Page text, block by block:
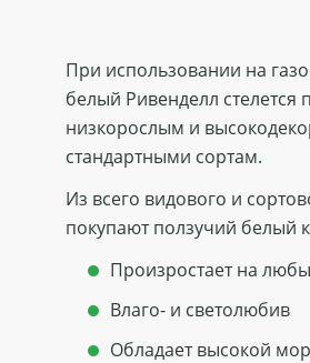
При использовании на
белый Ривенделл стелется
низкорослым и
стандартными сортам.
Из всего видового и
покупают ползучий белый
Произростает на
Влаго- и светолюбив
Обладает высокой